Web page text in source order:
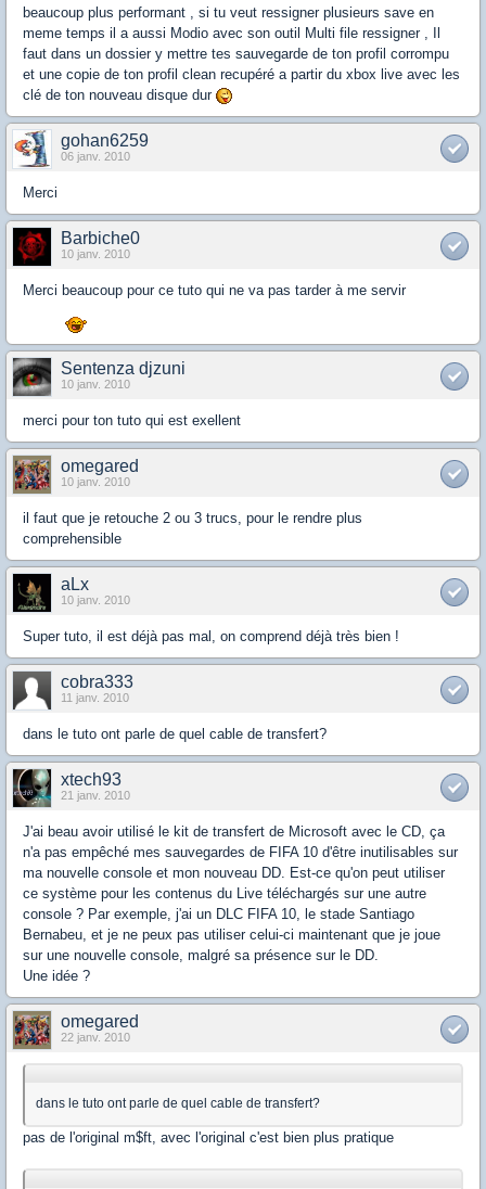
beaucoup plus performant , si tu veut ressigner plusieurs save en
meme temps il a aussi Modio avec son outil Multi file ressigner , Il
faut dans un dossier y mettre tes sauvegarde de ton profil corrompu
et une copie de ton profil clean recupéré a partir du xbox live avec les
clé de ton nouveau disque dur
gohan6259
06 janv. 2010
Merci
Barbiche0
10 janv. 2010
Merci beaucoup pour ce tuto qui ne va pas tarder à me servir
Sentenza djzuni
10 janv. 2010
merci pour ton tuto qui est exellent
omegared
10 janv. 2010
il faut que je retouche 2 ou 3 trucs, pour le rendre plus
comprehensible
aLx
10 janv. 2010
Super tuto, il est déjà pas mal, on comprend déjà très bien !
cobra333
11 janv. 2010
dans le tuto ont parle de quel cable de transfert?
xtech93
21 janv. 2010
J'ai beau avoir utilisé le kit de transfert de Microsoft avec le CD, ça
n'a pas empêché mes sauvegardes de FIFA 10 d'être inutilisables sur
ma nouvelle console et mon nouveau DD. Est-ce qu'on peut utiliser
ce système pour les contenus du Live téléchargés sur une autre
console ? Par exemple, j'ai un DLC FIFA 10, le stade Santiago
Bernabeu, et je ne peux pas utiliser celui-ci maintenant que je joue
sur une nouvelle console, malgré sa présence sur le DD.
Une idée ?
omegared
22 janv. 2010
dans le tuto ont parle de quel cable de transfert?
pas de l'original m$ft, avec l'original c'est bien plus pratique